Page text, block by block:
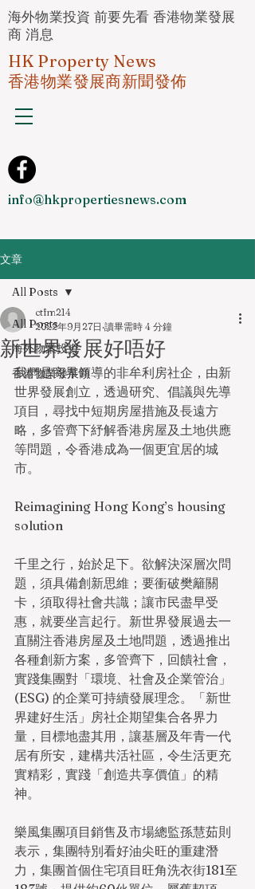
海外物業投資 前要先看 香港物業發展
商 消息
HK Property News
香港物業發展商新聞發佈
info@hkpropertiesnews.com
文章
All Posts
海外物業投資
香港物業發展商
All Posts
新世界發展好唔好
ctfm214
2022年9月27日 讀畢需時 4 分鐘
我們是商界領導的非牟利房社企，由新
世界發展創立，透過研究、倡議與先導
項目，尋找中短期房屋措施及長遠方
略，多管齊下紓解香港房屋及土地供應
等問題，令香港成為一個更宜居的城
市。
Reimagining Hong Kong’s housing
solution
千里之行，始於足下。欲解決深層次問
題，須具備創新思維；要衝破樊籬關
卡，須取得社會共識；讓市民盡早受
惠，就要坐言起行。新世界發展過去一
直關注香港房屋及土地問題，透過推出
各種創新方案，多管齊下，回饋社會，
實踐集團對「環境、社會及企業管治」
(ESG) 的企業可持續發展理念。「新世
界建好生活」房社企期望集合各界力
量，目標地盡其用，讓基層及年青一代
居有所安，建構共活社區，令生活更充
實精彩，實踐「創造共享價值」的精
神。
樂風集團項目銷售及市場總監孫慧茹則
表示，集團特別看好油尖旺的重建潛
力，集團首個住宅項目旺角洗衣街181至